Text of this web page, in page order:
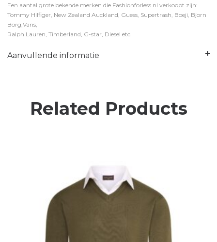
Een aantal grote bekende merken die Fashionforless.nl verkoopt zijn:
Tommy Hilfiger, New Zealand Auckland, Guess, Supertrash, Boeji, Bjorn
Borg,Vans,
Ralph Lauren, Timberland, G-star, Diesel etc.
Aanvullende informatie
Related Products